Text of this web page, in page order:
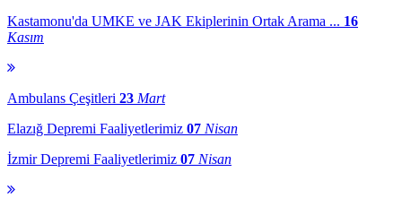
Kastamonu'da UMKE ve JAK Ekiplerinin Ortak Arama ... 16
Kasım
Ambulans Çeşitleri 23 Mart
Elazığ Depremi Faaliyetlerimiz 07 Nisan
İzmir Depremi Faaliyetlerimiz 07 Nisan